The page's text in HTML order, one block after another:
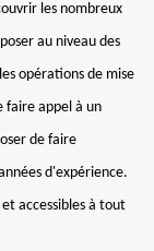
les nombreux
au niveau des
opérations de mise
faire appel à un
de faire
d'expérience.
accessibles à tout